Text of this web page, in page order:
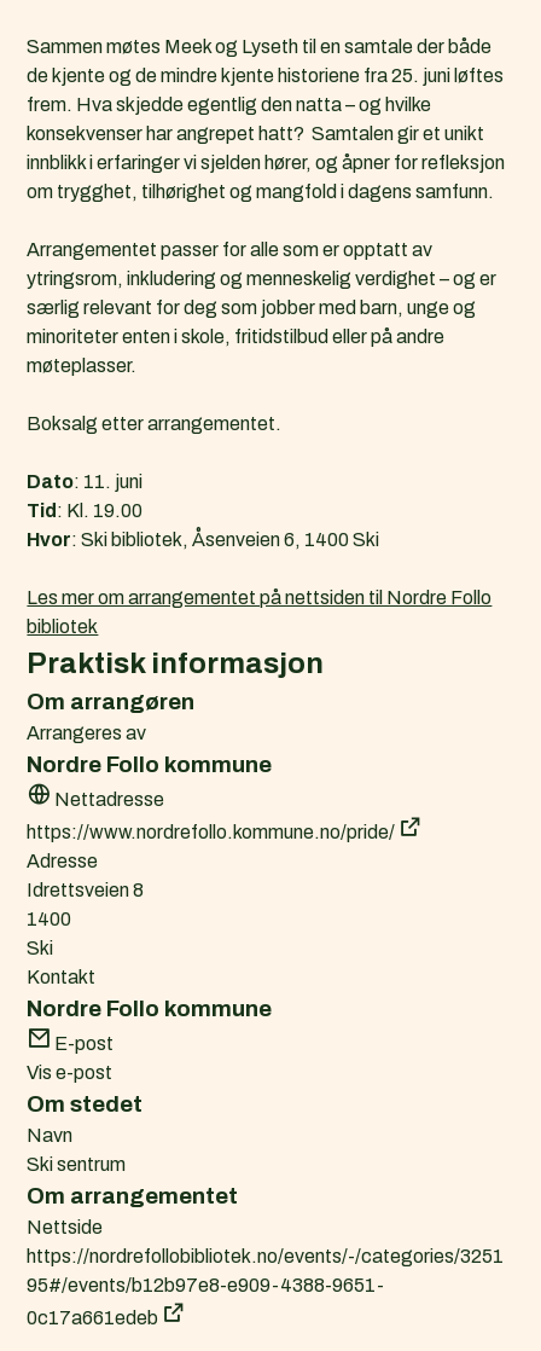
Sammen møtes Meek og Lyseth til en samtale der både
de kjente og de mindre kjente historiene fra 25. juni løftes
frem. Hva skjedde egentlig den natta – og hvilke
konsekvenser har angrepet hatt? Samtalen gir et unikt
innblikk i erfaringer vi sjelden hører, og åpner for refleksjon
om trygghet, tilhørighet og mangfold i dagens samfunn.
Arrangementet passer for alle som er opptatt av
ytringsrom, inkludering og menneskelig verdighet – og er
særlig relevant for deg som jobber med barn, unge og
minoriteter enten i skole, fritidstilbud eller på andre
møteplasser.
Boksalg etter arrangementet.
Dato: 11. juni
Tid : Kl. 19.00
Hvor: Ski bibliotek, Åsenveien 6, 1400 Ski
Les mer om arrangementet på nettsiden til Nordre Follo
bibliotek
Praktisk informasjon
Om arrangøren
Arrangeres av
Nordre Follo kommune
Nettadresse
https://www.nordrefollo.kommune.no/pride/
Adresse
Idrettsveien 8
1400
Ski
Kontakt
Nordre Follo kommune
E-post
Vis e-post
Om stedet
Navn
Ski sentrum
Om arrangementet
Nettside
https://nordrefollobibliotek.no/events/-/categories/3251
95#/events/b12b97e8-e909-4388-9651-
0c17a661edeb